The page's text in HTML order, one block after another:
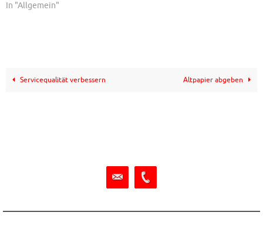
In "Allgemein"
Servicequalität verbessern Altpapier abgeben